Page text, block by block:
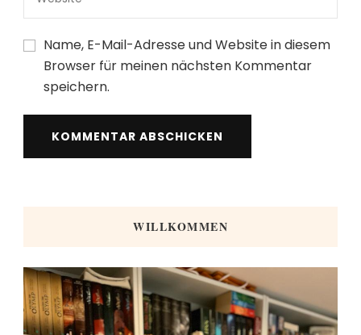
Name, E-Mail-Adresse und Website in diesem
Browser für meinen nächsten Kommentar
speichern.
WILLKOMMEN